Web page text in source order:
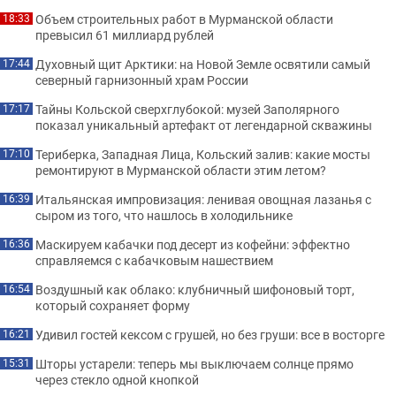
18:33 Объем строительных работ в Мурманской области
превысил 61 миллиард рублей
17:44 Духовный щит Арктики: на Новой Земле освятили самый
северный гарнизонный храм России
17:17 Тайны Кольской сверхглубокой: музей Заполярного
показал уникальный артефакт от легендарной скважины
17:10 Териберка, Западная Лица, Кольский залив: какие мосты
ремонтируют в Мурманской области этим летом?
16:39 Итальянская импровизация: ленивая овощная лазанья с
сыром из того, что нашлось в холодильнике
16:36 Маскируем кабачки под десерт из кофейни: эффектно
справляемся с кабачковым нашествием
16:54 Воздушный как облако: клубничный шифоновый торт,
который сохраняет форму
16:21 Удивил гостей кексом с грушей, но без груши: все в восторге
15:31 Шторы устарели: теперь мы выключаем солнце прямо
через стекло одной кнопкой